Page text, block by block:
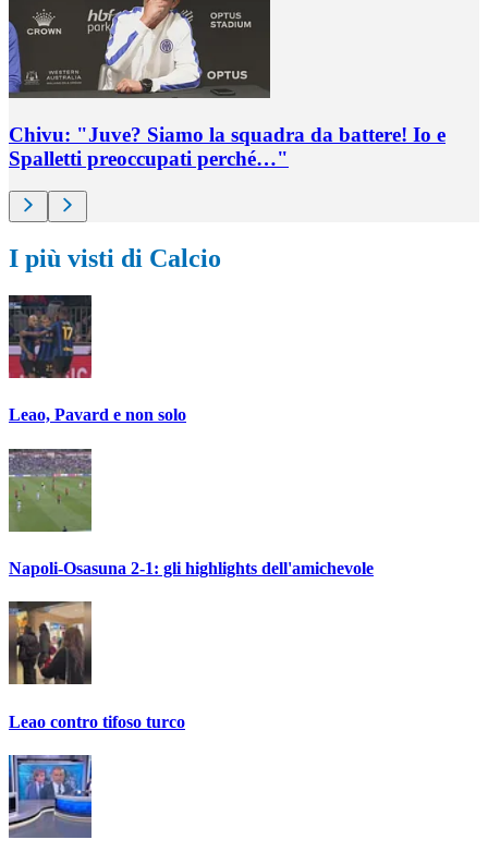
Chivu: "Juve? Siamo la squadra da battere! Io e
Spalletti preoccupati perché…"
I più visti di Calcio
Leao, Pavard e non solo
Napoli-Osasuna 2-1: gli highlights dell'amichevole
Leao contro tifoso turco